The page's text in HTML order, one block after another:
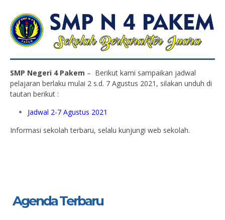
SMP Negeri 4 Pakem – Berikut kami sampaikan jadwal
pelajaran berlaku mulai 2 s.d. 7 Agustus 2021, silakan unduh di
tautan berikut :
Jadwal 2-7 Agustus 2021
Informasi sekolah terbaru, selalu kunjungi web sekolah.
Agenda Terbaru